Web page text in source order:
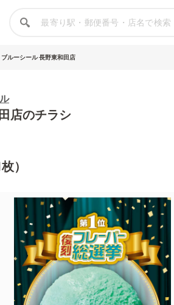
ブルーシール 長野東和田店
店のチラシ
）